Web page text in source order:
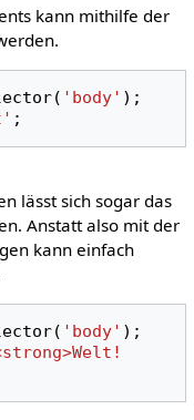
kann mithilfe der
( 'body' );
;
lässt sich sogar das
Anstatt also mit der
kann einfach
( 'body' );